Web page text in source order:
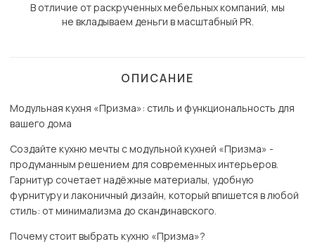
В отличие от раскрученных мебельных компаний, мы
не вкладываем деньги в масштабный PR.
ОПИСАНИЕ
Модульная кухня «Призма»: стиль и функциональность для
вашего дома
Создайте кухню мечты с модульной кухней «Призма» -
продуманным решением для современных интерьеров.
Гарнитур сочетает надёжные материалы, удобную
фурнитуру и лаконичный дизайн, который впишется в любой
стиль: от минимализма до скандинавского.
Почему стоит выбрать кухню «Призма»?